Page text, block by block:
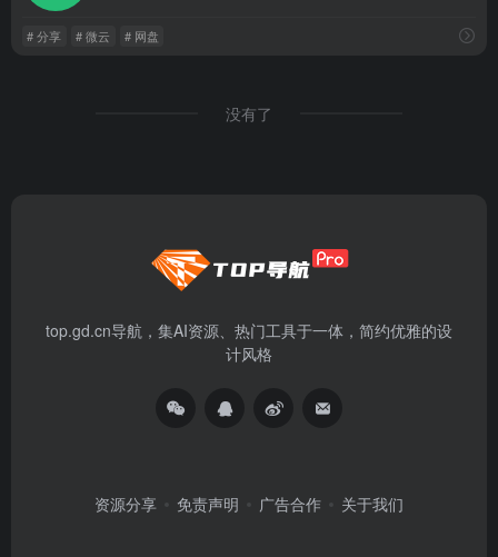
# 分享 # 微云 # 网盘
没有了
top.gd.cn导航，集AI资源、热门工具于一体，简约优雅的设
计风格
资源分享 免责声明 广告合作 关于我们